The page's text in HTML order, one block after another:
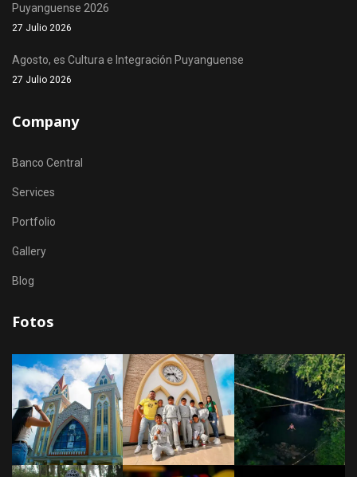
Puyanguense 2026
27 Julio 2026
Agosto, es Cultura e Integración Puyanguense
27 Julio 2026
Company
Banco Central
Services
Portfolio
Gallery
Blog
Fotos